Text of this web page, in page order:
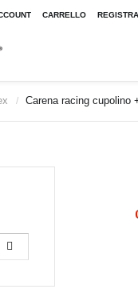
CARRELLO
/ Carena racing cupolino